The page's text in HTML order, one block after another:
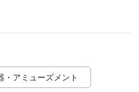
・アミューズメント